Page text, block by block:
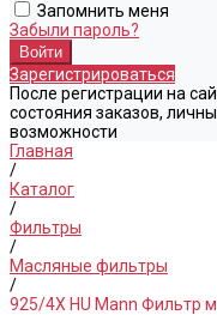
Запомнить меня
Забыли пароль?
Зарегистрироваться
После регистрации на
состояния заказов,
возможности
Главная
/
Каталог
/
Фильтры
/
Масляные фильтры
/
925/4X HU Mann Фильтр